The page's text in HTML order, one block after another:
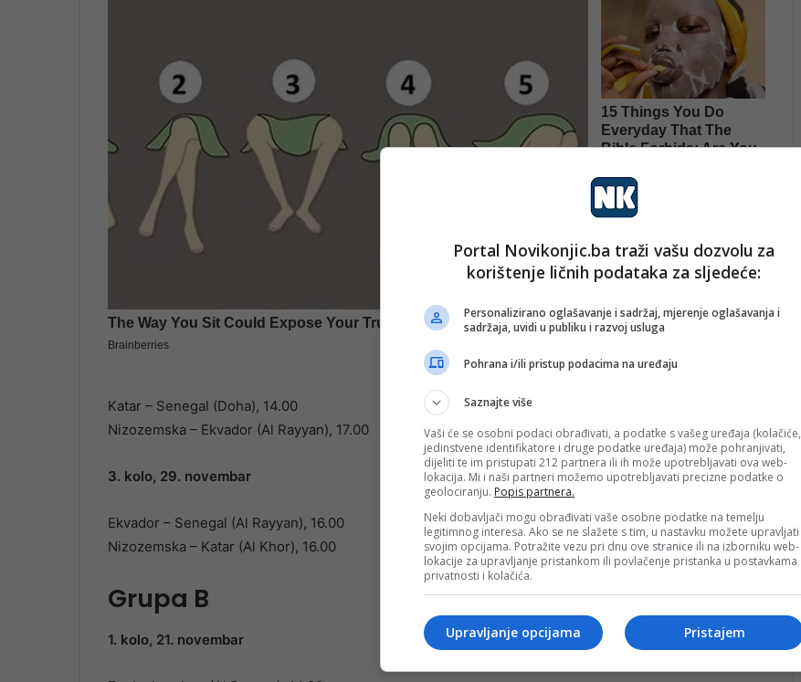
Katar – Senegal (Doha), 14.00
Nizozemska – Ekvador (Al Rayyan), 17.00
3. kolo, 29. novembar
Ekvador – Senegal (Al Rayyan), 16.00
Nizozemska – Katar (Al Khor), 16.00
Grupa B
1. kolo, 21. novembar
Portal Novikonjic.ba traži vašu dozvolu za
korištenje ličnih podataka za sljedeće:
Personalizirano oglašavanje i sadržaj, mjerenje oglašavanja i
sadržaja, uvidi u publiku i razvoj usluga
Pohrana i/ili pristup podacima na uređaju
Saznajte više
Vaši će se osobni podaci obrađivati, a podatke s vašeg uređaja (kolačiće,
jedinstvene identifikatore i druge podatke uređaja) može pohranjivati,
dijeliti te im pristupati 212 partnera ili ih može upotrebljavati ova web-
lokacija. Mi i naši partneri možemo upotrebljavati precizne podatke o
geolociranju. Popis partnera.
Neki dobavljači mogu obrađivati vaše osobne podatke na temelju
legitimnog interesa. Ako se ne slažete s tim, u nastavku možete upravljati
svojim opcijama. Potražite vezu pri dnu ove stranice ili na izborniku web-
lokacije za upravljanje pristankom ili povlačenje pristanka u postavkama
privatnosti i kolačića.
Pristajem
Upravljanje opcijama